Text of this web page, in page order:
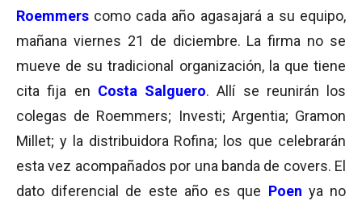
Roemmers como cada año agasajará a su equipo,
mañana viernes 21 de diciembre. La firma no se
mueve de su tradicional organización, la que tiene
cita fija en Costa Salguero. Allí se reunirán los
colegas de Roemmers; Investi; Argentia; Gramon
Millet; y la distribuidora Rofina; los que celebrarán
esta vez acompañados por una banda de covers. El
dato diferencial de este año es que Poen ya no